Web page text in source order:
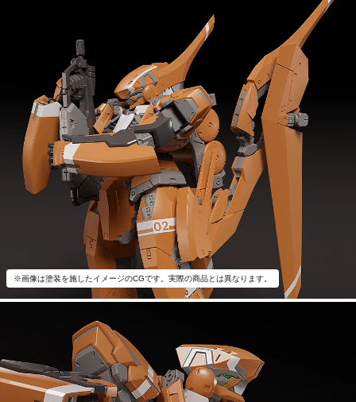
※画像は塗装を施したイメージのCGです。実際の商品とは異なります。